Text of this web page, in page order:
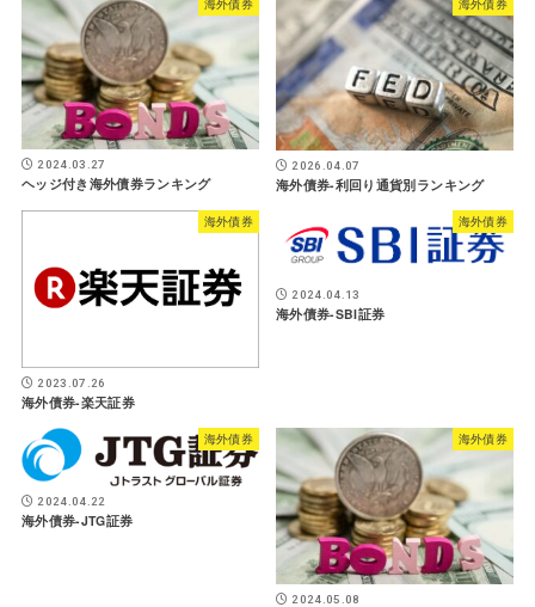
海外債券
2024.03.27
ヘッジ付き海外債券ランキング
海外債券
2026.04.07
海外債券-利回り通貨別ランキング
海外債券
2023.07.26
海外債券-楽天証券
海外債券
2024.04.13
海外債券-SBI証券
海外債券
2024.04.22
海外債券-JTG証券
海外債券
2024.05.08